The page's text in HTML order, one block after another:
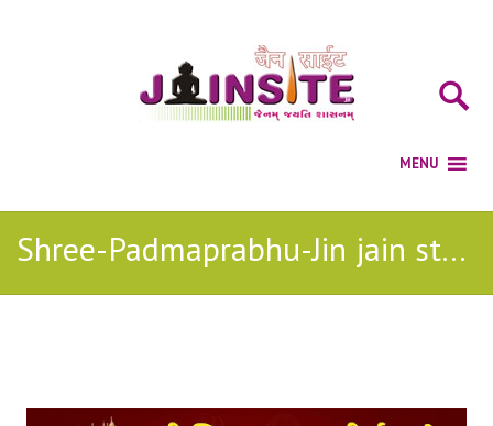
Shree-Padmaprabhu-Jin jain stavan